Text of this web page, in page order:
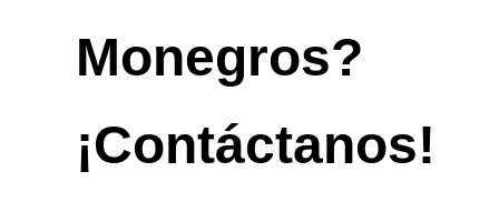
Monegros?
¡Contáctanos!